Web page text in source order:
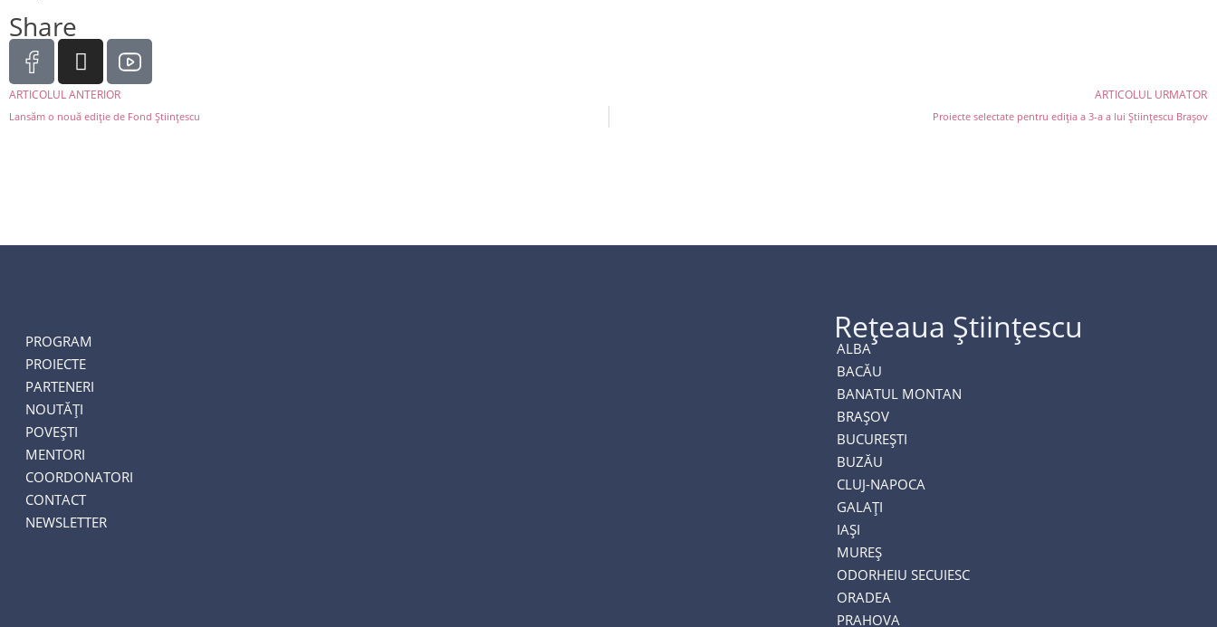
Share
ARTICOLUL ANTERIOR ARTICOLUL URMATOR
Lansăm o nouă ediție de Fond Științescu Proiecte selectate pentru ediția a 3-a a lui Științescu Brașov
PROGRAM
PROIECTE
PARTENERI
NOUTĂȚI
POVEȘTI
MENTORI
COORDONATORI
CONTACT
NEWSLETTER
Rețeaua Științescu
ALBA
BACĂU
BANATUL MONTAN
BRAȘOV
BUCUREȘTI
BUZĂU
CLUJ-NAPOCA
GALAȚI
IAȘI
MUREȘ
ODORHEIU SECUIESC
ORADEA
PRAHOVA